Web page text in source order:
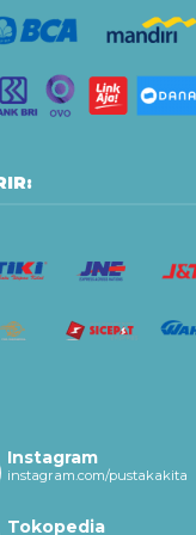
Instagram
instagram.com/pustakakita
Tokopedia